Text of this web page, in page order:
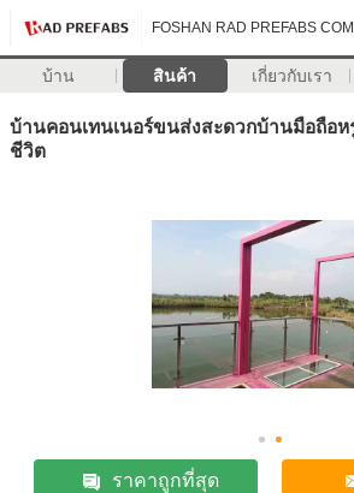
FOSHAN RAD PREFABS
บ้าน สินค้า เกี่ยวกับเรา
บ้านคอนเทนเนอร์ขนส่งสะดวกบ้านมือถือ
ชีวิต
ราคาถูกที่สุด